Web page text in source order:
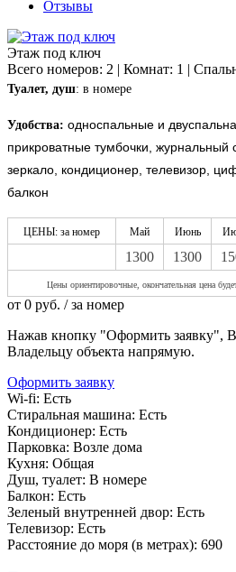
Отзывы
Этаж под ключ
Всего номеров: 2 | Комнат: 1 |
Туалет, душ: в номере
Удобства: односпальные и
прикроватные тумбочки, журнальный
зеркало, кондиционер, телевизор,
балкон
ЦЕНЫ: за номер Май Июнь
1300
1300
Цены ориентировочные, окончательная цена
от 0 руб. / за номер
Нажав кнопку "Оформить заявку",
Владельцу объекта напрямую.
Оформить заявку
Wi-fi: Есть
Стиральная машина: Есть
Кондиционер: Есть
Парковка: Возле дома
Кухня: Общая
Душ, туалет: В номере
Балкон: Есть
Зеленый внутренней двор: Есть
Телевизор: Есть
Расстояние до моря (в метрах): 690